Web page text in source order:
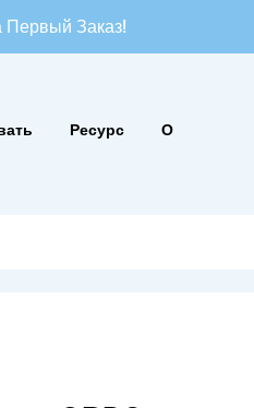
Первый Заказ!
Ресурс О